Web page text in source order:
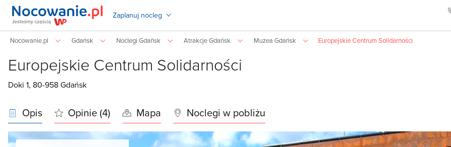
Zaplanuj nocleg
Nocowanie.pl Gdańsk Noclegi Gdańsk Atrakcje Gdańsk Muzea Gdańsk Europejskie Centrum Solidarności
Europejskie Centrum Solidarności
Doki 1, 80-958Gdańsk
Opis Opinie (4) Mapa Noclegi w pobliżu